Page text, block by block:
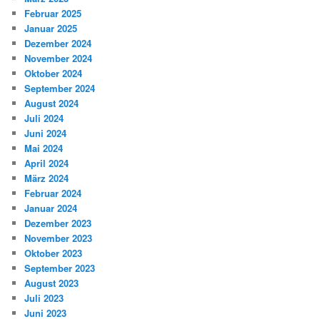
Februar 2025
Januar 2025
Dezember 2024
November 2024
Oktober 2024
September 2024
August 2024
Juli 2024
Juni 2024
Mai 2024
April 2024
März 2024
Februar 2024
Januar 2024
Dezember 2023
November 2023
Oktober 2023
September 2023
August 2023
Juli 2023
Juni 2023